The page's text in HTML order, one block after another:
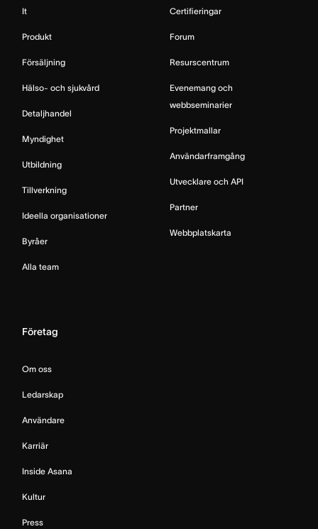
It
Produkt
Försäljning
Hälso- och sjukvård
Detaljhandel
Myndighet
Utbildning
Tillverkning
Ideella organisationer
Byråer
Alla team
Certifieringar
Forum
Resurscentrum
Evenemang och
webbseminarier
Projektmallar
Användarframgång
Utvecklare och API
Partner
Webbplatskarta
Företag
Om oss
Ledarskap
Användare
Karriär
Inside Asana
Kultur
Press